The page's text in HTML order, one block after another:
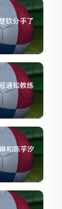
钦分手了
通知教练
和陈芋汐